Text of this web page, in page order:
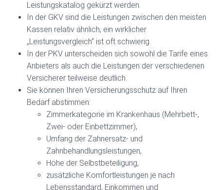
Leistungskatalog gekürzt werden.
In der GKV sind die Leistungen zwischen den meisten
Kassen relativ ähnlich, ein wirklicher
„Leistungsvergleich“ ist oft schwierig.
In der PKV unterscheiden sich sowohl die Tarife eines
Anbieters als auch die Leistungen der verschiedenen
Versicherer teilweise deutlich.
Sie können Ihren Versicherungsschutz auf Ihren
Bedarf abstimmen:
Zimmerkategorie im Krankenhaus (Mehrbett-,
Zwei- oder Einbettzimmer),
Umfang der Zahnersatz- und
Zahnbehandlungsleistungen,
Höhe der Selbstbeteiligung,
zusätzliche Komfortleistungen je nach
Lebensstandard, Einkommen und